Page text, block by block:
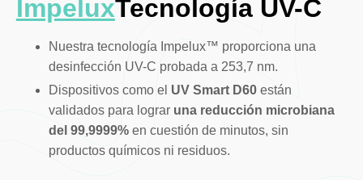
ImpeluxTecnología UV-C
Nuestra tecnología Impelux™ proporciona una
desinfección UV-C probada a 253,7 nm.
Dispositivos como el UV Smart D60están
validados para lograr una reducción microbiana
del 99,9999%en cuestión de minutos, sin
productos químicos ni residuos.